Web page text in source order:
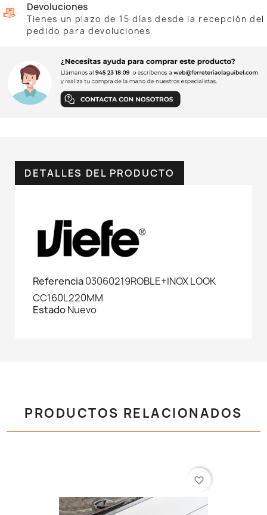
Devoluciones
Tienes un plazo de 15 días desde la recepción del
pedido para devoluciones
DETALLES DEL PRODUCTO
Referencia03060219ROBLE+INOX LOOK
CC160L220MM
EstadoNuevo
PRODUCTOS RELACIONADOS
favorite_border